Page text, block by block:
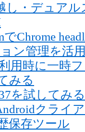
し・デュア
Chrome
ン管理を活
用時に一時
みる
を試してみる
クライ
保存ツール